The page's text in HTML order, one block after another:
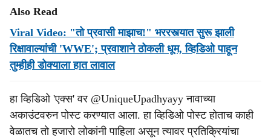
Also Read
Viral Video: "तो प्रवासी माझाच!" भररस्त्यात सुरू झाली
रिक्षावाल्यांची 'WWE'; प्रवाशाने ठोकली धूम, व्हिडिओ पाहून
तुम्हीही डोक्याला हात लावाल
हा व्हिडिओ 'एक्स' वर @UniqueUpadhyayy नावाच्या
अकाउंटवरुन पोस्ट करण्यात आला. हा व्हिडिओ पोस्ट होताच काही
वेळातच तो हजारो लोकांनी पाहिला असून त्यावर प्रतिक्रियांचा